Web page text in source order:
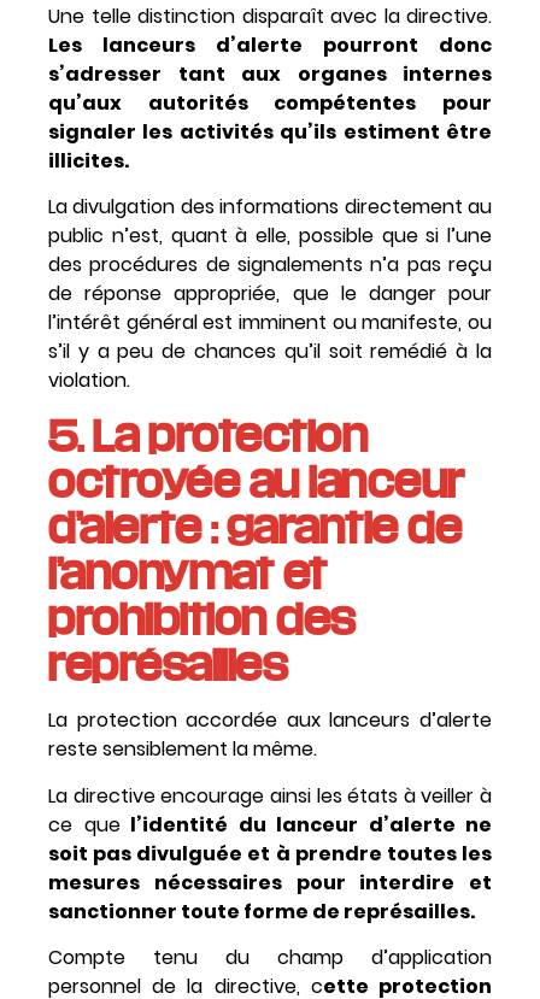
Une telle distinction disparaît avec la directive.
Les lanceurs d’alerte pourront donc
s’adresser tant aux organes internes
qu’aux autorités compétentes pour
signaler les activités qu’ils estiment être
illicites.
La divulgation des informations directement au
public n’est, quant à elle, possible que si l’une
des procédures de signalements n’a pas reçu
de réponse appropriée, que le danger pour
l’intérêt général est imminent ou manifeste, ou
s’il y a peu de chances qu’il soit remédié à la
violation.
5. La protection
octroyée au lanceur
d’alerte : garantie de
l’anonymat et
prohibition des
représailles
La protection accordée aux lanceurs d’alerte
reste sensiblement la même.
La directive encourage ainsi les états à veiller à
ce quel’identité du lanceur d’alerte ne
soit pas divulguée et à prendre toutes les
mesures nécessaires pour interdire et
sanctionner toute forme de représailles.
Compte tenu du champ d’application
personnel de la directive, cette protection